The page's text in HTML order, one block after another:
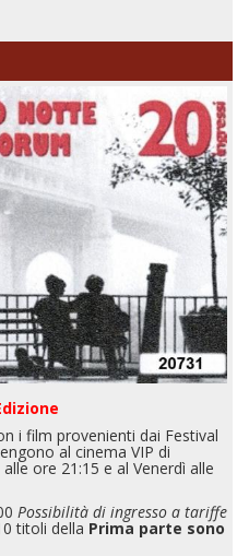
i film provenienti dai Festival
al cinema VIP di
ore 21:15 e al Venerdì alle
Possibilità di ingresso a tariffe
titoli della Prima parte sono